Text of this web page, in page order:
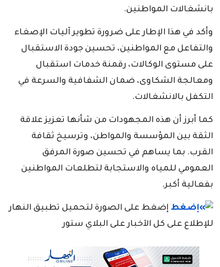
بانشغالات المواطنين.
وأكد في هذا الإطار على ضرورة تطوير آليات الإصغاء
والتفاعل مع المواطنين، تحسين جودة الاستقبال
على مستوى الوكالات، رقمنة خدمات استقبال
ومعالجة الشكاوى، ضمان الشفافية والسرعة في
التكفل بالانشغالات.
كما أبرز أن هذه المجهودات من شأنها تعزيز علاقة
الثقة بين المؤسسة والمواطن، وترسيخ ثقافة
القرب. بما يساهم في تحسين صورة المرفق
العمومي للمياه والاستجابة لتطلعات المواطنين
بفعالية أكبر.
إضغط على الصورة لتحميل تطبيق النهار
للإطلاع على كل الآخبار على البلاي ستور